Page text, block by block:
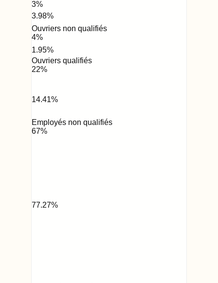
3%
3.98%
Ouvriers non qualifiés
4%
1.95%
Ouvriers qualifiés
22%
14.41%
Employés non qualifiés
67%
77.27%